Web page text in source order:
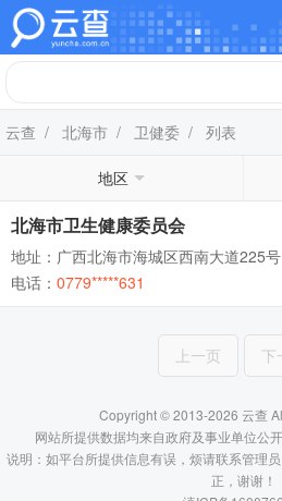
云查 / 北海市 / 卫健委 / 列表
地区
北海市卫生健康委员会
地址：广西北海市海城区西南大道225号
电话： 0779*****631
上一页 下
Copyright © 2013-2026 云查
网站所提供数据均来自政府及事业单位公
说明：如平台所提供信息有误，烦请联系管理
正，谢谢！